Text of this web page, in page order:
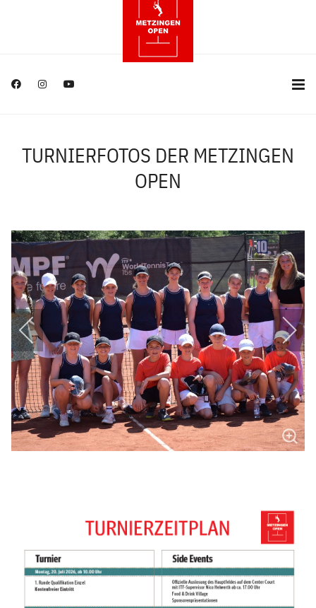
TURNIERFOTOS DER METZINGEN
OPEN